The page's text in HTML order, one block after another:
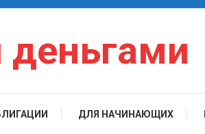
ДЛЯ НАЧИНАЮЩИХ